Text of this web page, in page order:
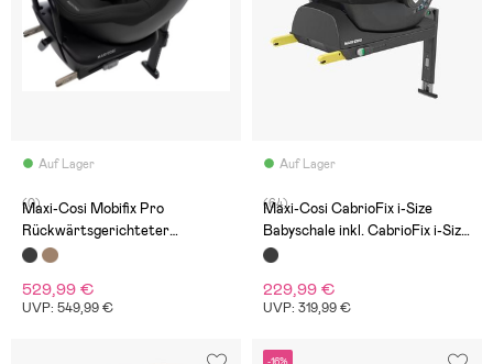
Auf Lager
(0)
Maxi-Cosi Mobifix Pro
Rückwärtsgerichteter
Kindersitz, Authentic Black
529,99 €
UVP: 549,99 €
Auf Lager
(64)
Maxi-Cosi CabrioFix i-Size
Babyschale inkl. CabrioFix i-Size
Basis, Essential Black
229,99 €
UVP: 319,99 €